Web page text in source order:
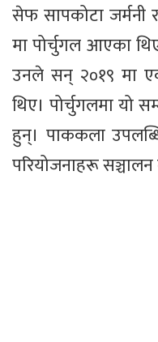
सेफ सापकोटा जर्मनी
मा पोर्चुगल आएका
उनले सन् २०१९ मा एक
थिए। पोर्चुगलमा यो
हुन्। पाककला
परियोजनाहरू